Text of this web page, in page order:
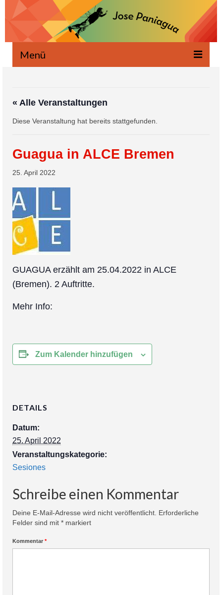
Menü
Neuigkeiten
Geschrieben
Projekte
Eventos
Zusammenarbeit
Über mich
Kontakt
« Alle Veranstaltungen
Diese Veranstaltung hat bereits stattgefunden.
Guagua in ALCE Bremen
25. April 2022
GUAGUA erzählt am 25.04.2022 in ALCE
(Bremen). 2 Auftritte.
Mehr Info:
Zum Kalender hinzufügen
DETAILS
Datum:
25. April 2022
Veranstaltungskategorie:
Sesiones
Schreibe einen Kommentar
Deine E-Mail-Adresse wird nicht veröffentlicht. Erforderliche
Felder sind mit * markiert
Kommentar *